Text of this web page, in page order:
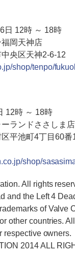
日 12時 ～ 18時
岡天神店
央区天神2-6-12
shop/tenpo/
12時 ～ 18時
ランドささしま店
区平池町4丁目60
shop/
All rights
and the Left 4
of Valve
other countries.
respective owners.
2014 ALL